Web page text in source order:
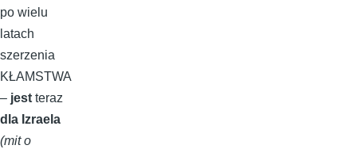
po wielu
latach
szerzenia
KŁAMSTWA
– jest teraz
dla Izraela
(mit o